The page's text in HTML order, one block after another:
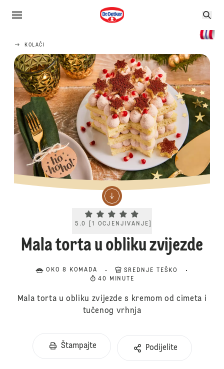
KOLAČI
Current rating 5.0. Click to rate.
5.0 [1 OCJENJIVANJE
Mala torta u obliku zvijezde
OKO 8 KOMADA
SREDNJE TEŠKO
40 MINUTE
Mala torta u obliku zvijezde s kremom od cimeta i
tučenog vrhnja
Štampajte Podijelite